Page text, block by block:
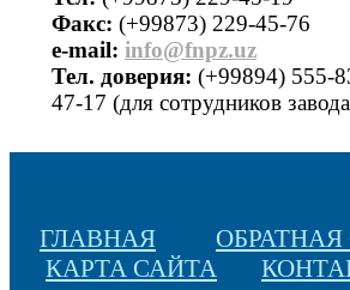
Факс: (+99873) 229-45-76
е-mail: info@fnpz.uz
Тел. доверия: (+99894) 555-
47-17 (для сотрудников
ГЛАВНАЯ
ОБРАТНАЯ
КАРТА САЙТА